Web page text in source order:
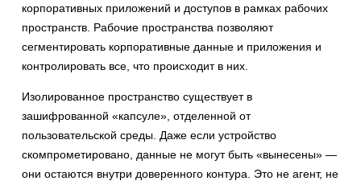
корпоративных приложений и доступов в рамках рабочих
пространств. Рабочие пространства позволяют
сегментировать корпоративные данные и приложения и
контролировать все, что происходит в них.
Изолированное пространство существует в
зашифрованной «капсуле», отделенной от
пользовательской среды. Даже если устройство
скомпрометировано, данные не могут быть «вынесены» —
они остаются внутри доверенного контура. Это не агент, не